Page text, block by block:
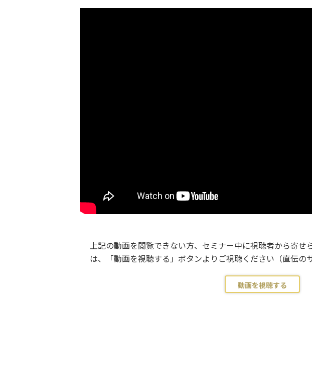
上記の動画を閲覧できない方、セミナー中に視聴者から寄せ
は、「動画を視聴する」ボタンよりご視聴ください（直伝の
動画を視聴する